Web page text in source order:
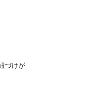
づけが